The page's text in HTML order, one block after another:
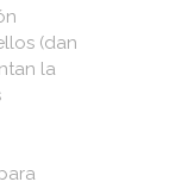
(dan
la